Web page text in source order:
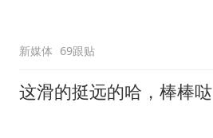
新媒体 69跟贴
这滑的挺远的哈，棒棒哒